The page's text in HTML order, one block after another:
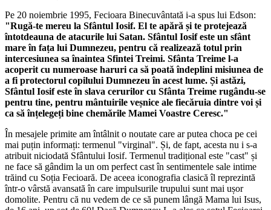
Pe 20 noiembrie 1995, Fecioara Binecuvântată i-a spus lui Edson:
"Rugă-te mereu la Sfântul Iosif. El te apără și te protejează
întotdeauna de atacurile lui Satan. Sfântul Iosif este un sfânt
mare în fața lui Dumnezeu, pentru că realizează totul prin
intercesiunea sa înaintea Sfintei Treimi. Sfânta Treime l-a
acoperit cu numeroase haruri ca să poată îndeplini misiunea de
a fi protectorul copilului Dumnezeu în acest lume. Și astăzi,
Sfântul Iosif este în slava cerurilor cu Sfânta Treime rugându-se
pentru tine, pentru mântuirile veșnice ale fiecăruia dintre voi și
ca să înțelegeți bine chemările Mamei Voastre Ceresc."
În mesajele primite am întâlnit o noutate care ar putea choca pe cei
mai puțin informați: termenul "virginal". Și, de fapt, acesta nu i s-a
atribuit niciodată Sfântului Iosif. Termenul tradițional este "cast" și
ne face să gândim la un om perfect cast în sentimentele sale intime
trăind cu Soția Fecioară. De aceea iconografia clasică îl reprezintă
într-o vârstă avansată în care impulsurile trupului sunt mai ușor
domolite. Pentru că nu vedem de ce să punem lângă Mama lui Isus,